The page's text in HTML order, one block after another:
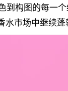
到构图的每一
市场中继续蓬